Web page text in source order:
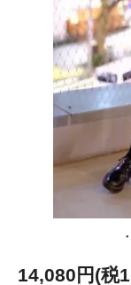
14,080円(税